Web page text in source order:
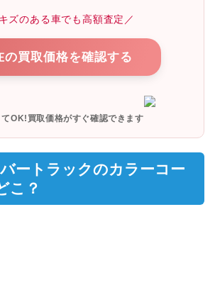
ズのある車でも高額査定／
の買取価格を確認する
OK!買取価格がすぐ確認できます
ートラックのカラーコー
こ？